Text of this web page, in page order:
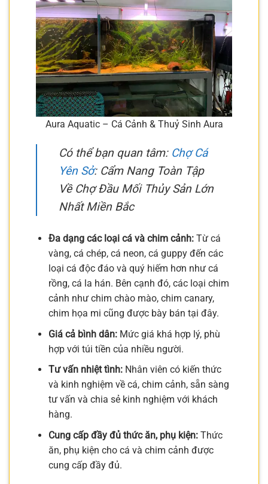
Aura Aquatic – Cá Cảnh & Thuỷ Sinh Aura
Có thể bạn quan tâm: Chợ Cá
Yên Sở: Cẩm Nang Toàn Tập
Về Chợ Đầu Mối Thủy Sản Lớn
Nhất Miền Bắc
Đa dạng các loại cá và chim cảnh:Từ cá
vàng, cá chép, cá neon, cá guppy đến các
loại cá độc đáo và quý hiếm hơn như cá
rồng, cá la hán. Bên cạnh đó, các loại chim
cảnh như chim chào mào, chim canary,
chim họa mi cũng được bày bán tại đây.
Giá cả bình dân:Mức giá khá hợp lý, phù
hợp với túi tiền của nhiều người.
Tư vấn nhiệt tình:Nhân viên có kiến thức
và kinh nghiệm về cá, chim cảnh, sẵn sàng
tư vấn và chia sẻ kinh nghiệm với khách
hàng.
Cung cấp đầy đủ thức ăn, phụ kiện:Thức
ăn, phụ kiện cho cá và chim cảnh được
cung cấp đầy đủ.